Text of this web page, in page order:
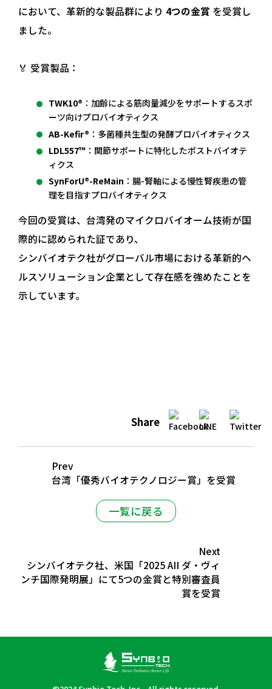
において、革新的な製品群により 4つの金賞 を受賞し
ました。
🏅 受賞製品：
TWK10® ：加齢による筋肉量減少をサポートするスポ
ーツ向けプロバイオティクス
AB-Kefir® ：多菌種共生型の発酵プロバイオティクス
LDL557™ ：関節サポートに特化したポストバイオテ
ィクス
SynForU®-ReMain ：腸-腎軸による慢性腎疾患の管
理を目指すプロバイオティクス
今回の受賞は、台湾発のマイクロバイオーム技術が国
際的に認められた証であり、
シンバイオテク社がグローバル市場における革新的ヘ
ルスソリューション企業として存在感を強めたことを
示しています。
Share
Prev
台湾「優秀バイオテクノロジー賞」を受賞
一覧に戻る
Next
シンバイオテク社、米国「2025 AII ダ・ヴィ
ンチ国際発明展」にて5つの金賞と特別審査員
賞を受賞